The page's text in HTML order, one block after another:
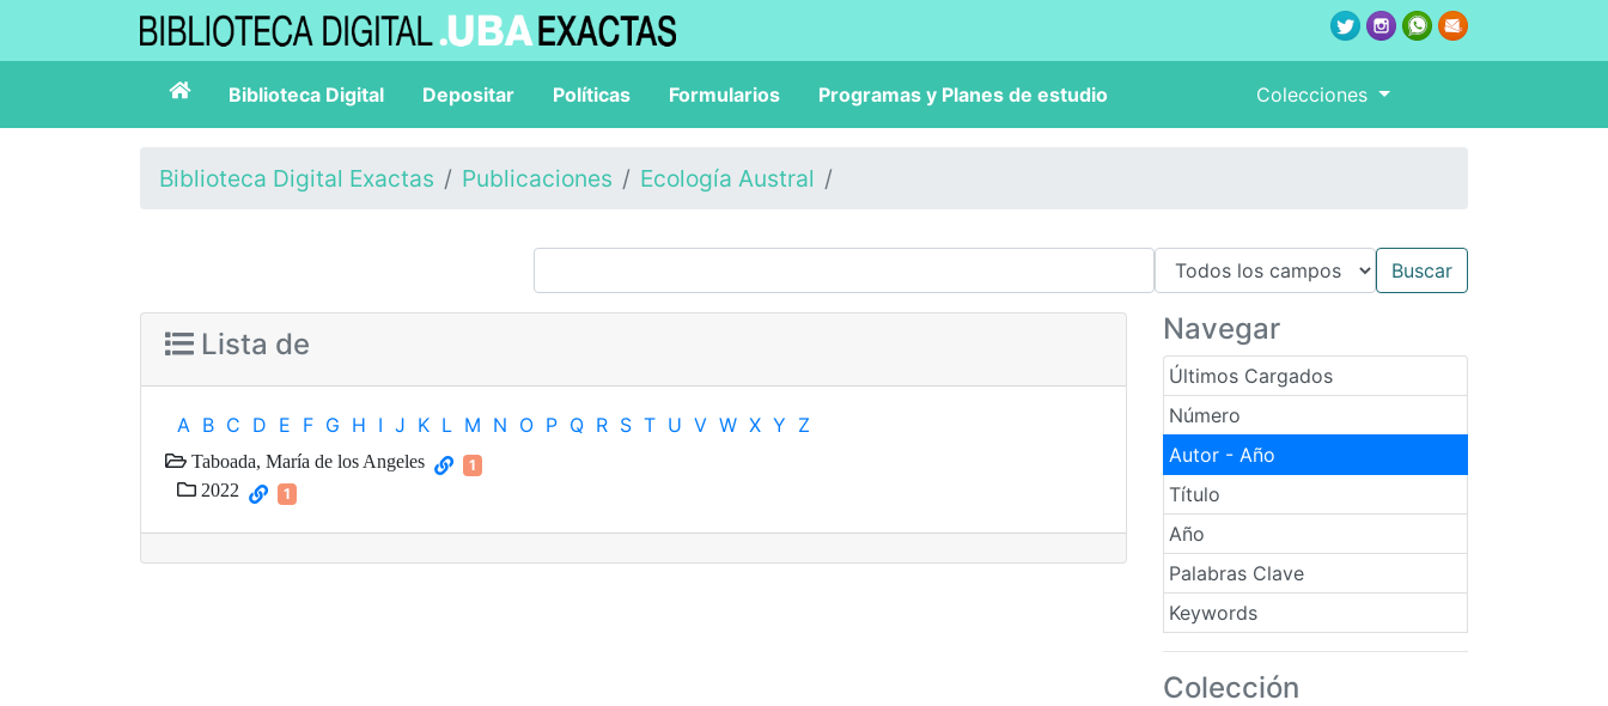
Biblioteca Digital Depositar Políticas Formularios Programas y Planes de estudio Colecciones
Biblioteca Digital Exactas Publicaciones Ecología Austral
Navegar
Últimos Cargados
Número
Autor - Año
Título
Año
Palabras Clave
Keywords
Colección
Lista de
A B C D E F G H I J K L M N O P Q R S T U V W X Y Z
Taboada, María de los Angeles 1
2022 1